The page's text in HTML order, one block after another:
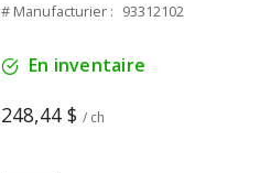
# Manufacturier : 93312102
En inventaire
248,44 $ / ch